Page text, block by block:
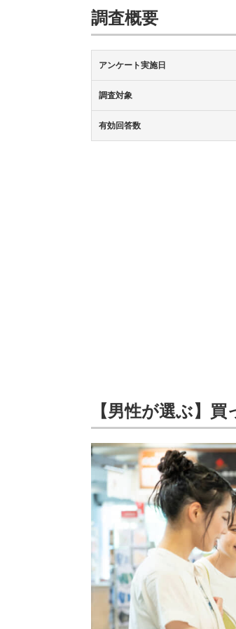
調査概要
アンケート実施日
調査対象
有効回答数
【男性が選ぶ】